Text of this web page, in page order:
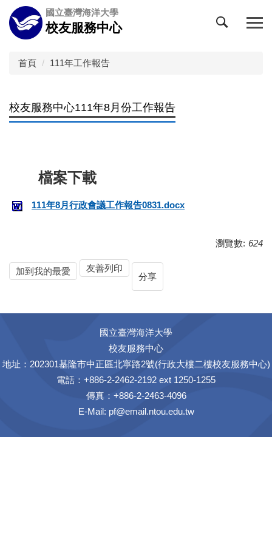
跳
到
主
國立臺灣海洋大學
校友服務中心
首頁 111年工作報告
校友服務中心111年8月份工作報告
111年8月行政會議工作報告0831.docx
瀏覽數: 624
加到我的最愛
友善列印
分享
國立臺灣海洋大學
校友服務中心
地址：202301基隆市中正區北寧路2號(行政大樓二樓校友服務中心)
電話：+886-2-2462-2192 ext 1250-1255
傳真：+886-2-2463-4096
E-Mail: pf@email.ntou.edu.tw